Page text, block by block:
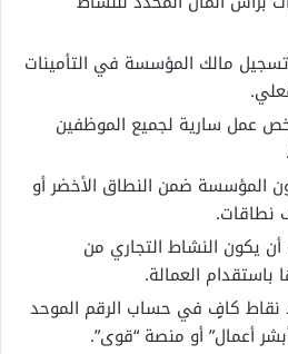
مالك المؤسسة في التأمينات
عمل سارية لجميع الموظفين
المؤسسة ضمن النطاق الأخضر أو
نطاقات.
يكون النشاط التجاري من
العمالة.
نقاط كافٍ في حساب الرقم الموحد
أعمال” أو منصة “قوى”.